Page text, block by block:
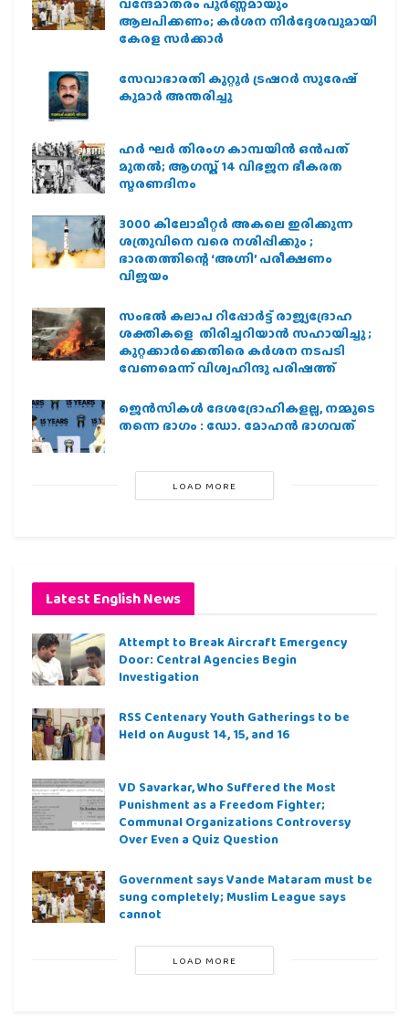
വന്ദേമാതരം പൂർണ്ണമായും
ആലപിക്കണം; കർശന നിർദ്ദേശവുമായി
കേരള സർക്കാർ
സേവാഭാരതി കുറ്റൂർ ട്രഷറർ സുരേഷ്
കുമാർ അന്തരിച്ചു
ഹര്‍ ഘര്‍ തിരംഗ കാമ്പയിന്‍ ഒന്‍പത്
മുതല്‍; ആഗസ്ത് 14 വിഭജന ഭീകരത
സ്മരണദിനം
3000 കിലോമീറ്റർ അകലെ ഇരിക്കുന്ന
ശത്രുവിനെ വരെ നശിപ്പിക്കും ;
ഭാരതത്തിന്റെ ‘അഗ്നി’ പരീക്ഷണം
വിജയം
സംഭൽ കലാപ റിപ്പോർട്ട് രാജ്യദ്രോഹ
ശക്തികളെ തിരിച്ചറിയാൻ സഹായിച്ചു ;
കുറ്റക്കാർക്കെതിരെ കർശന നടപടി
വേണമെന്ന് വിശ്വഹിന്ദു പരിഷത്ത്
ജെന്‍സികള്‍ ദേശദ്രോഹികളല്ല, നമ്മുടെ
തന്നെ ഭാഗം : ഡോ. മോഹന്‍ ഭാഗവത്
LOAD MORE
Latest English News
Attempt to Break Aircraft Emergency
Door: Central Agencies Begin
Investigation
RSS Centenary Youth Gatherings to be
Held on August 14, 15, and 16
VD Savarkar, Who Suffered the Most
Punishment as a Freedom Fighter;
Communal Organizations Controversy
Over Even a Quiz Question
Government says Vande Mataram must be
sung completely; Muslim League says
cannot
LOAD MORE